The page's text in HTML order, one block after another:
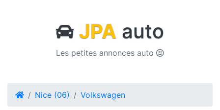
JPA auto
Les petites annonces auto
Nice (06) Volkswagen